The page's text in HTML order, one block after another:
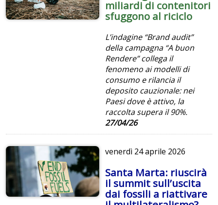
miliardi di contenitori
sfuggono al riciclo
L’indagine “Brand audit”
della campagna “A buon
Rendere” collega il
fenomeno ai modelli di
consumo e rilancia il
deposito cauzionale: nei
Paesi dove è attivo, la
raccolta supera il 90%.
27/04/26
venerdì 24 aprile 2026
Santa Marta: riuscirà
il summit sull’uscita
dai fossili a riattivare